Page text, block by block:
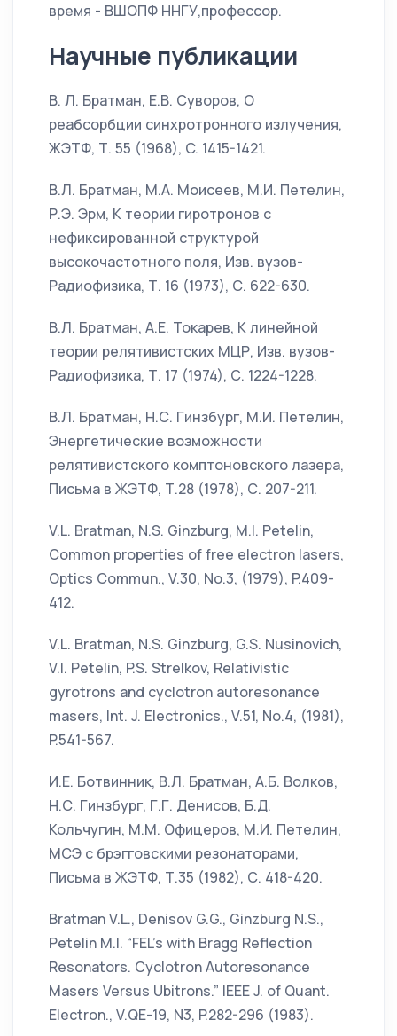
время - ВШОПФ ННГУ,профессор.
Научные публикации
В. Л. Братман, Е.В. Суворов, О
реабсорбции синхротронного излучения,
ЖЭТФ, Т. 55 (1968), C. 1415-1421.
В.Л. Братман, М.А. Моисеев, М.И. Петелин,
Р.Э. Эрм, К теории гиротронов с
нефиксированной структурой
высокочастотного поля, Изв. вузов-
Радиофизика, Т. 16 (1973), С. 622-630.
В.Л. Братман, А.Е. Токарев, К линейной
теории релятивистских МЦР, Изв. вузов-
Радиофизика, Т. 17 (1974), С. 1224-1228.
В.Л. Братман, Н.С. Гинзбург, М.И. Петелин,
Энергетические возможности
релятивистского комптоновского лазера,
Письма в ЖЭТФ, Т.28 (1978), С. 207-211.
V.L. Bratman, N.S. Ginzburg, M.I. Petelin,
Common properties of free electron lasers,
Optics Commun., V.30, No.3, (1979), P.409-
412.
V.L. Bratman, N.S. Ginzburg, G.S. Nusinovich,
V.I. Petelin, P.S. Strelkov, Relativistic
gyrotrons and cyclotron autoresonance
masers, Int. J. Electronics., V.51, No.4, (1981),
P.541-567.
И.Е. Ботвинник, В.Л. Братман, А.Б. Волков,
Н.С. Гинзбург, Г.Г. Денисов, Б.Д.
Кольчугин, М.М. Офицеров, М.И. Петелин,
МСЭ с брэгговскими резонаторами,
Письма в ЖЭТФ, Т.35 (1982), С. 418-420.
Bratman V.L., Denisov G.G., Ginzburg N.S.,
Petelin M.I. “FEL's with Bragg Reflection
Resonators. Cyclotron Autoresonance
Masers Versus Ubitrons.” IEEE J. of Quant.
Electron., V.QE-19, N3, P.282-296 (1983).